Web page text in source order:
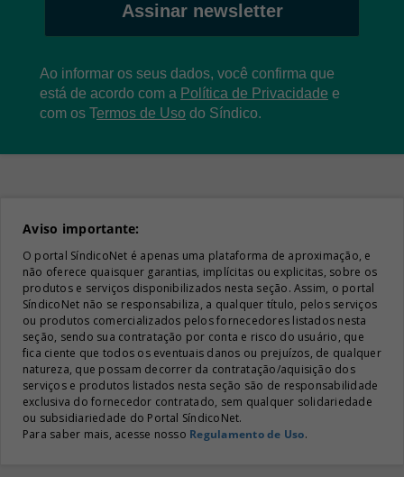
Assinar newsletter
Ao informar os seus dados, você confirma que
está de acordo com a Política de Privacidade e
com os Termos de Uso do Síndico.
Aviso importante:
O portal SíndicoNet é apenas uma plataforma de aproximação, e
não oferece quaisquer garantias, implícitas ou explicitas, sobre os
produtos e serviços disponibilizados nesta seção. Assim, o portal
SíndicoNet não se responsabiliza, a qualquer título, pelos serviços
ou produtos comercializados pelos fornecedores listados nesta
seção, sendo sua contratação por conta e risco do usuário, que
fica ciente que todos os eventuais danos ou prejuízos, de qualquer
natureza, que possam decorrer da contratação/aquisição dos
serviços e produtos listados nesta seção são de responsabilidade
exclusiva do fornecedor contratado, sem qualquer solidariedade
ou subsidiariedade do Portal SíndicoNet.
Para saber mais, acesse nosso Regulamento de Uso.